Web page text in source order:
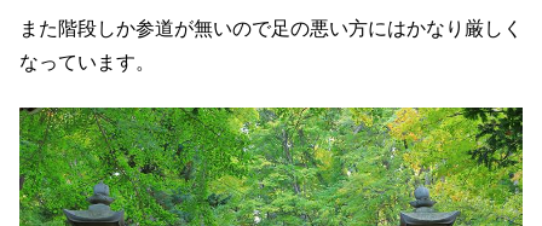
また階段しか参道が無いので足の悪い方にはかなり厳しく
なっています。